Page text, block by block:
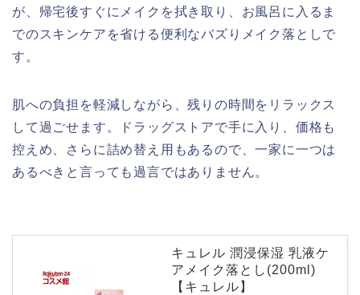
が、帰宅後すぐにメイクを拭き取り、お風呂に入るま
でのスキンケアを省ける便利なバズりメイク落としで
す。
肌への負担を軽減しながら、残りの時間をリラックス
して過ごせます。ドラッグストアで手に入り、価格も
控えめ、さらに詰め替え用もあるので、一家に一つは
あるべきと言っても過言ではありません。
キュレル 潤浸保湿 乳液ケ
アメイク落とし(200ml)
【キュレル】